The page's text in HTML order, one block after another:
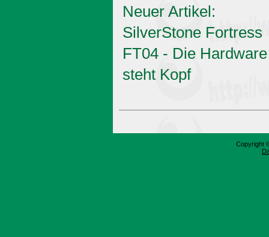
Neuer Artikel:
SilverStone Fortress
FT04 - Die Hardware
steht Kopf
Copyright